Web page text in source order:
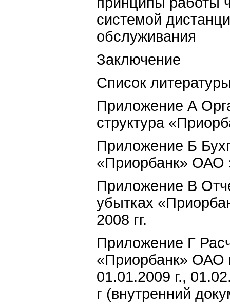
системой
обслуживания
Заключение
Список
Приложение А
структура
Приложение Б
«Приорбанк» ОАО
Приложение В
убытках
2008 гг.
Приложение Г
«Приорбанк» ОАО
01.01.2009 г.,
г (внутренний